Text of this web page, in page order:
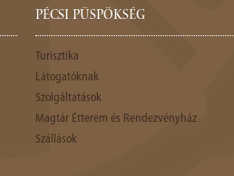
PÉCSI PÜSPÖKSÉG
Turisztika
Látogatóknak
Szolgáltatások
Magtár Étterem és Rendezvényház
Szállások